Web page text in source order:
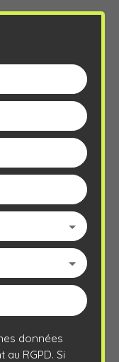
données
RGPD. Si